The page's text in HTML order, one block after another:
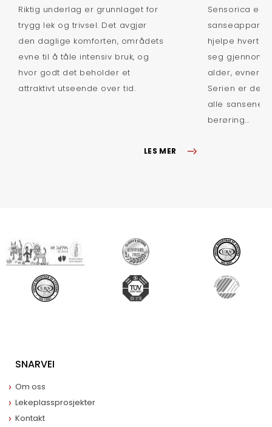
Riktig underlag er grunnlaget for
trygg lek og trivsel. Det avgjør
den daglige komforten, områdets
evne til å tåle intensiv bruk, og
hvor godt det beholder et
attraktivt utseende over tid.
LES MER
Sensorica er
hjelpe hvert
seg gjennom
alder, evner
Serien er
alle sansene:
berøring...
SNARVEI
Om oss
Lekeplassprosjekter
Kontakt